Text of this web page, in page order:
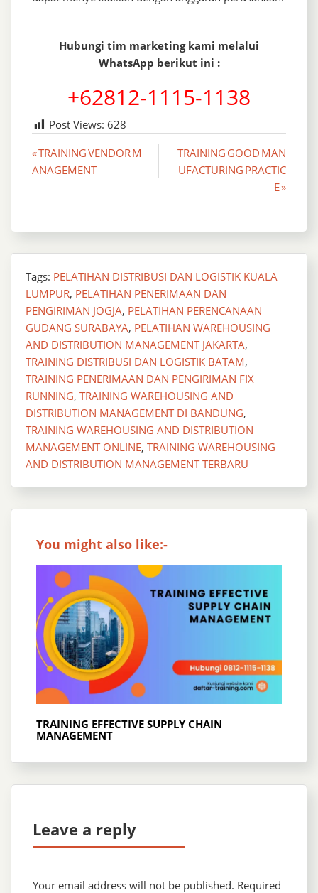
Hubungi tim marketing kami melalui
WhatsApp berikut ini :
+62812-1115-1138
Post Views: 628
Post
navigation
« TRAINING VENDOR M
ANAGEMENT
TRAINING GOOD MAN
UFACTURING PRACTIC
E »
Tags: PELATIHAN DISTRIBUSI DAN LOGISTIK KUALA
LUMPUR, PELATIHAN PENERIMAAN DAN
PENGIRIMAN JOGJA, PELATIHAN PERENCANAAN
GUDANG SURABAYA, PELATIHAN WAREHOUSING
AND DISTRIBUTION MANAGEMENT JAKARTA,
TRAINING DISTRIBUSI DAN LOGISTIK BATAM,
TRAINING PENERIMAAN DAN PENGIRIMAN FIX
RUNNING, TRAINING WAREHOUSING AND
DISTRIBUTION MANAGEMENT DI BANDUNG,
TRAINING WAREHOUSING AND DISTRIBUTION
MANAGEMENT ONLINE, TRAINING WAREHOUSING
AND DISTRIBUTION MANAGEMENT TERBARU
You might also like:-
TRAINING EFFECTIVE SUPPLY CHAIN
MANAGEMENT
Leave a reply
Your email address will not be published. Required